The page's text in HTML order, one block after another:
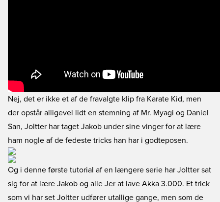
Nej, det er ikke et af de fravalgte klip fra Karate Kid, men
der opstår alligevel lidt en stemning af Mr. Myagi og Daniel
San, Joltter har taget Jakob under sine vinger for at lære
ham nogle af de fedeste tricks han har i godteposen.
Og i denne første tutorial af en længere serie har Joltter sat
sig for at lære Jakob og alle Jer at lave Akka 3.000. Et trick
som vi har set Joltter udfører utallige gange, men som de